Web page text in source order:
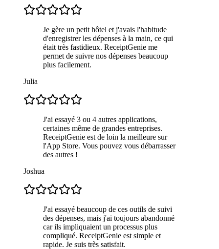
Je gère un petit hôtel et j'avais l'habitude
d'enregistrer les dépenses à la main, ce qui
était très fastidieux. ReceiptGenie me
permet de suivre nos dépenses beaucoup
plus facilement.
Julia
J'ai essayé 3 ou 4 autres applications,
certaines même de grandes entreprises.
ReceiptGenie est de loin la meilleure sur
l'App Store. Vous pouvez vous débarrasser
des autres !
Joshua
J'ai essayé beaucoup de ces outils de suivi
des dépenses, mais j'ai toujours abandonné
car ils impliquaient un processus plus
compliqué. ReceiptGenie est simple et
rapide. Je suis très satisfait.